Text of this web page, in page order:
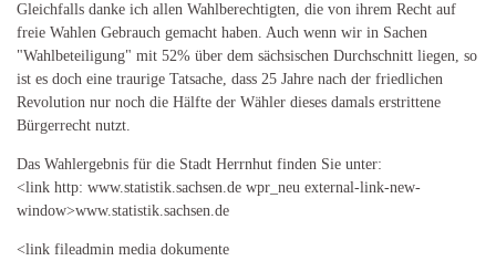
Gleichfalls danke ich allen Wahlberechtigten, die von ihrem Recht auf
freie Wahlen Gebrauch gemacht haben. Auch wenn wir in Sachen
"Wahlbeteiligung" mit 52% über dem sächsischen Durchschnitt liegen, so
ist es doch eine traurige Tatsache, dass 25 Jahre nach der friedlichen
Revolution nur noch die Hälfte der Wähler dieses damals erstrittene
Bürgerrecht nutzt.
Das Wahlergebnis für die Stadt Herrnhut finden Sie unter:
<link http: www.statistik.sachsen.de wpr_neu external-link-new-
window>www.statistik.sachsen.de
<link fileadmin media dokumente